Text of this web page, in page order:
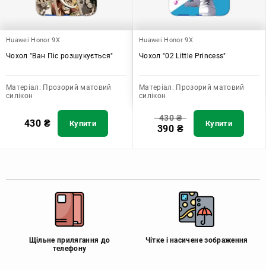
Huawei Honor 9X
Чохол "Ван Піс розшукується"
Матеріал: Прозорий матовий
силікон
430 ₴ Купити
Huawei Honor 9X
Чохол "02 Little Princess"
Матеріал: Прозорий матовий
силікон
430₴
390 ₴ Купити
Щільне прилягання до
телефону
Чітке і насичене зображення